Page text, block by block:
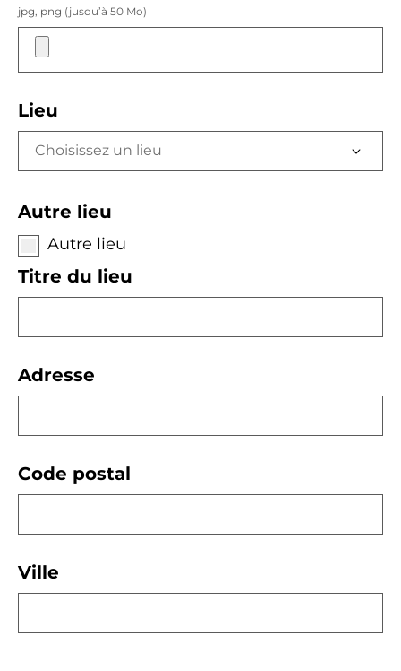
jpg, png (jusqu’à 50 Mo)
Lieu
Autre lieu
Autre lieu
Titre du lieu
Adresse
Code postal
Ville